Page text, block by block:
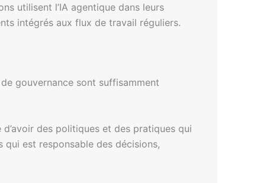
utilisent l’IA agentique dans leurs
intégrés aux flux de travail réguliers.
gouvernance sont suffisamment
des politiques et des pratiques qui
est responsable des décisions,